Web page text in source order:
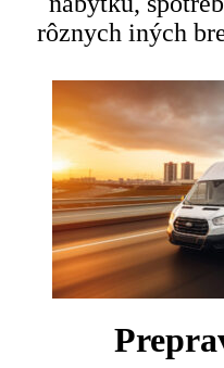
rôznych iných